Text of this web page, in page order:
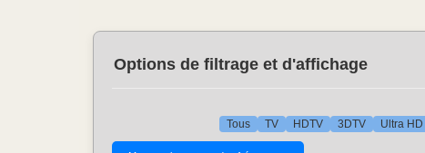
Options de filtrage et d'affichage
Tous TV HDTV 3DTV Ultra HD